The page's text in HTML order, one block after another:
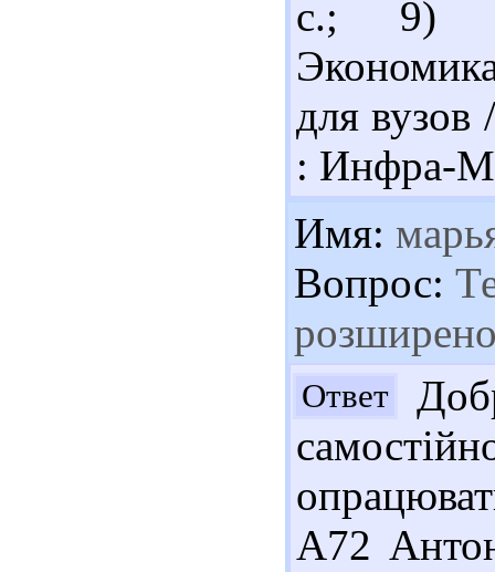
с.; 9)
для
: Инфра-
Имя:
Вопрос:
Ответ
А72